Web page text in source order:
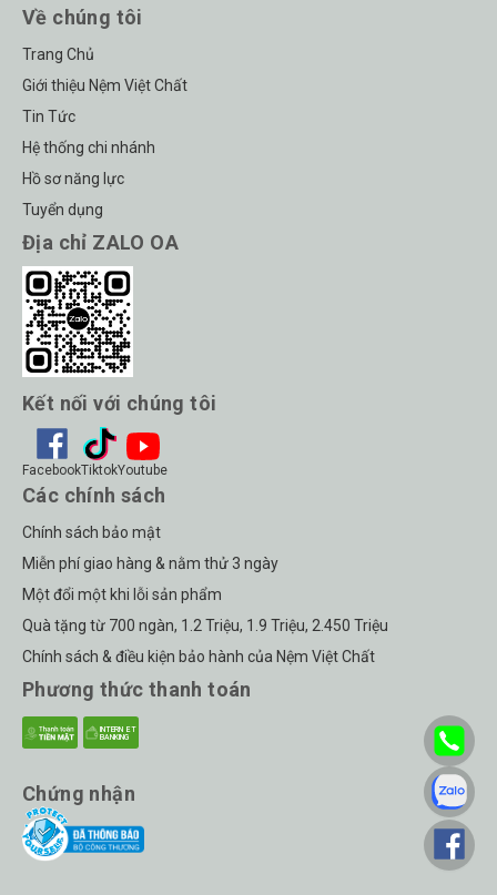
Về chúng tôi
Trang Chủ
Giới thiệu Nệm Việt Chất
Tin Tức
Hệ thống chi nhánh
Hồ sơ năng lực
Tuyển dụng
Địa chỉ ZALO OA
Kết nối với chúng tôi
FacebookTiktokYoutube
Các chính sách
Chính sách bảo mật
Miễn phí giao hàng & nằm thử 3 ngày
Một đổi một khi lỗi sản phẩm
Quà tặng từ 700 ngàn, 1.2 Triệu, 1.9 Triệu, 2.450 Triệu
Chính sách & điều kiện bảo hành của Nệm Việt Chất
Phương thức thanh toán
Chứng nhận